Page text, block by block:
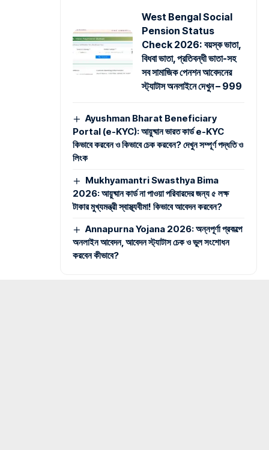
West Bengal Social
Pension Status
Check 2026: বয়স্ক ভাতা,
বিধবা ভাতা, প্রতিবন্ধী ভাতা-সহ
সব সামাজিক পেনশন আবেদনের
স্ট্যাটাস অনলাইনে দেখুন – 999
Ayushman Bharat Beneficiary
Portal (e-KYC): আয়ুষ্মান ভারত কার্ড e-KYC
কিভাবে করবেন ও কিভাবে চেক করবেন? দেখুন সম্পূর্ণ পদ্ধতি ও
লিংক
Mukhyamantri Swasthya Bima
2026: আয়ুষ্মান কার্ড না পাওয়া পরিবারদের জন্য ৫ লক্ষ
টাকার মুখ্যমন্ত্রী স্বাস্থ্যবীমা! কিভাবে আবেদন করবেন?
Annapurna Yojana 2026: অন্নপূর্ণা প্রকল্পে
অনলাইন আবেদন, আবেদন স্ট্যাটাস চেক ও ভুল সংশোধন
করবেন কীভাবে?